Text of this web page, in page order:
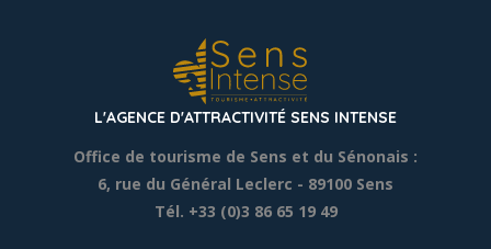
L'AGENCE D'ATTRACTIVITÉ SENS INTENSE
Office de tourisme de Sens et du Sénonais :
6, rue du Général Leclerc - 89100 Sens
Tél. +33 (0)3 86 65 19 49